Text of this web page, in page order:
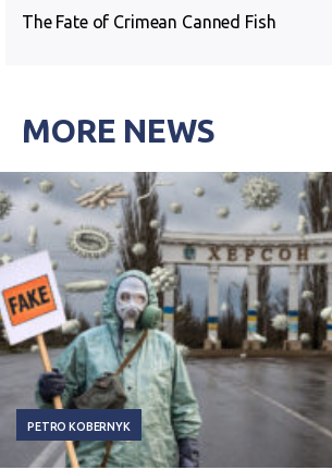
The Fate of Crimean Canned Fish
MORE NEWS
PETRO KOBERNYK